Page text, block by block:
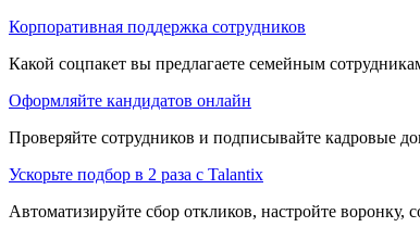
Корпоративная поддержка сотрудников
Какой соцпакет вы предлагаете семейным
Оформляйте кандидатов онлайн
Проверяйте сотрудников и подписывайте кадровые
Ускорьте подбор в 2 раза с Talantix
Автоматизируйте сбор откликов, настройте воронку,